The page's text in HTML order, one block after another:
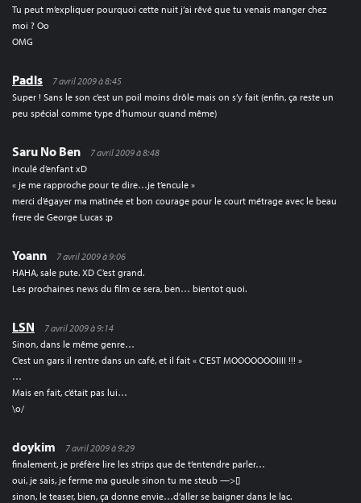
Tu peut m’expliquer pourquoi cette nuit j’ai rêvé que tu venais manger chez
moi ? Oo
OMG
Padls
7 avril 2009 à 8:45
Super ! Sans le son c’est un poil moins drôle mais on s’y fait (enfin, ça reste un
peu spécial comme type d’humour quand même)
Saru No Ben
7 avril 2009 à 8:48
inculé d’enfant xD
« je me rapproche pour te dire…je t’encule »
merci d’égayer ma matinée et bon courage pour le court métrage avec le beau
frere de George Lucas :p
Yoann
7 avril 2009 à 9:06
HAHA, sale pute. XD C’est grand.
Les prochaines news du film ce sera, ben… bientot quoi.
LSN
7 avril 2009 à 9:14
Sinon, dans le même genre…
C’est un gars il rentre dans un café, et il fait « C’EST MOOOOOOOIIII !!! »
…
Mais en fait, c’était pas lui…
\o/
doykim
7 avril 2009 à 9:29
finalement, je préfère lire les strips que de t’entendre parler…
oui, je sais, je ferme ma gueule sinon tu me steub —>[]
sinon, le teaser, bien, ça donne envie…d’aller se baigner dans le lac.